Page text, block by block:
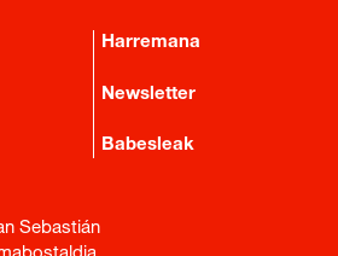
Harremana
Newsletter
Babesleak
Sebastián